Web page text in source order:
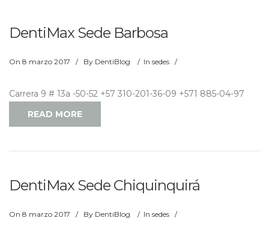
DentiMax Sede Barbosa
On 8 marzo 2017 / By DentiBlog / In sedes /
Carrera 9 # 13a -50-52 +57 310-201-36-09 +571 885-04-97
READ MORE
DentiMax Sede Chiquinquirá
On 8 marzo 2017 / By DentiBlog / In sedes /